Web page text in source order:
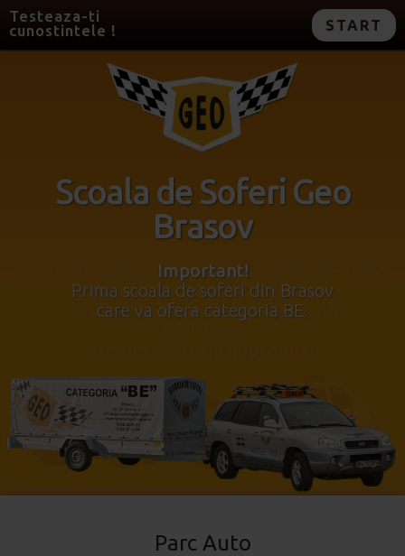
Testeaza-ti
cunostintele !
START
Scoala de Soferi Geo
Brasov
Important!
Prima scoala de soferi din Brasov
care va ofera categoria BE.
Parc Auto